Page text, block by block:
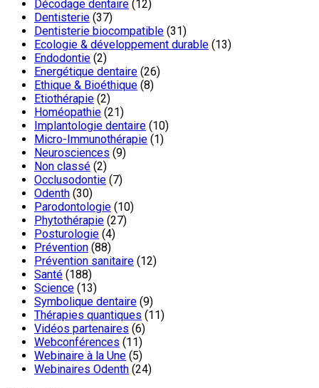
Décodage dentaire (12)
Dentisterie (37)
Dentisterie biocompatible (31)
Ecologie & développement durable (13)
Endodontie (2)
Energétique dentaire (26)
Ethique & Bioéthique (8)
Etiothérapie (2)
Homéopathie (21)
Implantologie dentaire (10)
Micro-Immunothérapie (1)
Neurosciences (9)
Non classé (2)
Occlusodontie (7)
Odenth (30)
Parodontologie (10)
Phytothérapie (27)
Posturologie (4)
Prévention (88)
Prévention sanitaire (12)
Santé (188)
Science (13)
Symbolique dentaire (9)
Thérapies quantiques (11)
Vidéos partenaires (6)
Webconférences (11)
Webinaire à la Une (5)
Webinaires Odenth (24)